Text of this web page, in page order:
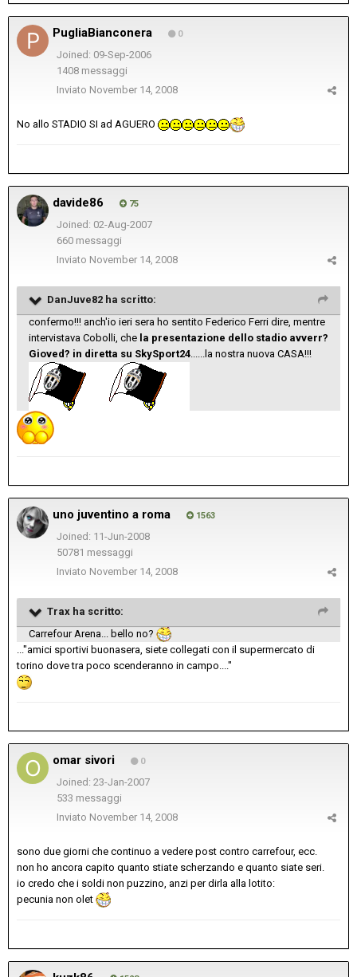
PugliaBianconera 0
Joined: 09-Sep-2006
1408 messaggi
Inviato November 14, 2008
No allo STADIO SI ad AGUERO
davide86 75
Joined: 02-Aug-2007
660 messaggi
Inviato November 14, 2008
DanJuve82 ha scritto:
confermo!!! anch'io ieri sera ho sentito Federico Ferri dire, mentre
intervistava Cobolli, che la presentazione dello stadio avverr?
Gioved? in diretta su SkySport24......la nostra nuova CASA!!!
uno juventino a roma 1563
Joined: 11-Jun-2008
50781 messaggi
Inviato November 14, 2008
Trax ha scritto:
Carrefour Arena... bello no?
..."amici sportivi buonasera, siete collegati con il supermercato di
torino dove tra poco scenderanno in campo...."
omar sivori 0
Joined: 23-Jan-2007
533 messaggi
Inviato November 14, 2008
sono due giorni che continuo a vedere post contro carrefour, ecc.
non ho ancora capito quanto stiate scherzando e quanto siate seri.
io credo che i soldi non puzzino, anzi per dirla alla lotito:
pecunia non olet